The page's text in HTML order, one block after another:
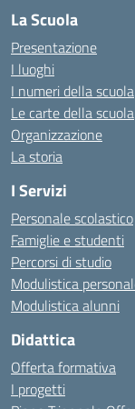
La Scuola
Presentazione
I luoghi
I numeri della scuola
Le carte della scuola
Organizzazione
La storia
I Servizi
Personale scolastico
Famiglie e studenti
Percorsi di studio
Modulistica
Modulistica alunni
Didattica
Offerta formativa
I progetti